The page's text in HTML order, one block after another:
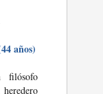
años)
filósofo